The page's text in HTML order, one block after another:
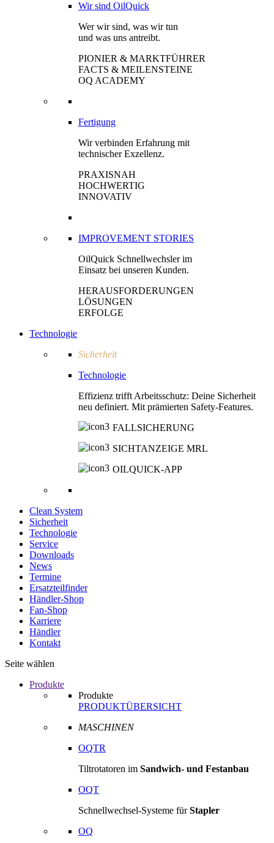
Wir sind OilQuick
Wer wir sind, was wir tun
und was uns antreibt.
PIONIER & MARKTFÜHRER
FACTS & MEILENSTEINE
OQ ACADEMY
Fertigung
Wir verbinden Erfahrung mit
technischer Exzellenz.
PRAXISNAH
HOCHWERTIG
INNOVATIV
IMPROVEMENT STORIES
OilQuick Schnellwechsler im
Einsatz bei unseren Kunden.
HERAUSFORDERUNGEN
LÖSUNGEN
ERFOLGE
Technologie
Sicherheit
Technologie
Effizienz trifft Arbeitsschutz: Deine Sicherheit
neu definiert. Mit prämierten Safety-Features.
FALLSICHERUNG
SICHTANZEIGE MRL
OILQUICK-APP
Clean System
Sicherheit
Technologie
Service
Downloads
News
Termine
Ersatzteilfinder
Händler-Shop
Fan-Shop
Karriere
Händler
Kontakt
Seite wählen
Produkte
Produkte
PRODUKTÜBERSICHT
MASCHINEN
OQTR
Tiltrotatoren im Sandwich- und Festanbau
OQT
Schnellwechsel-Systeme fürStapler
OQ